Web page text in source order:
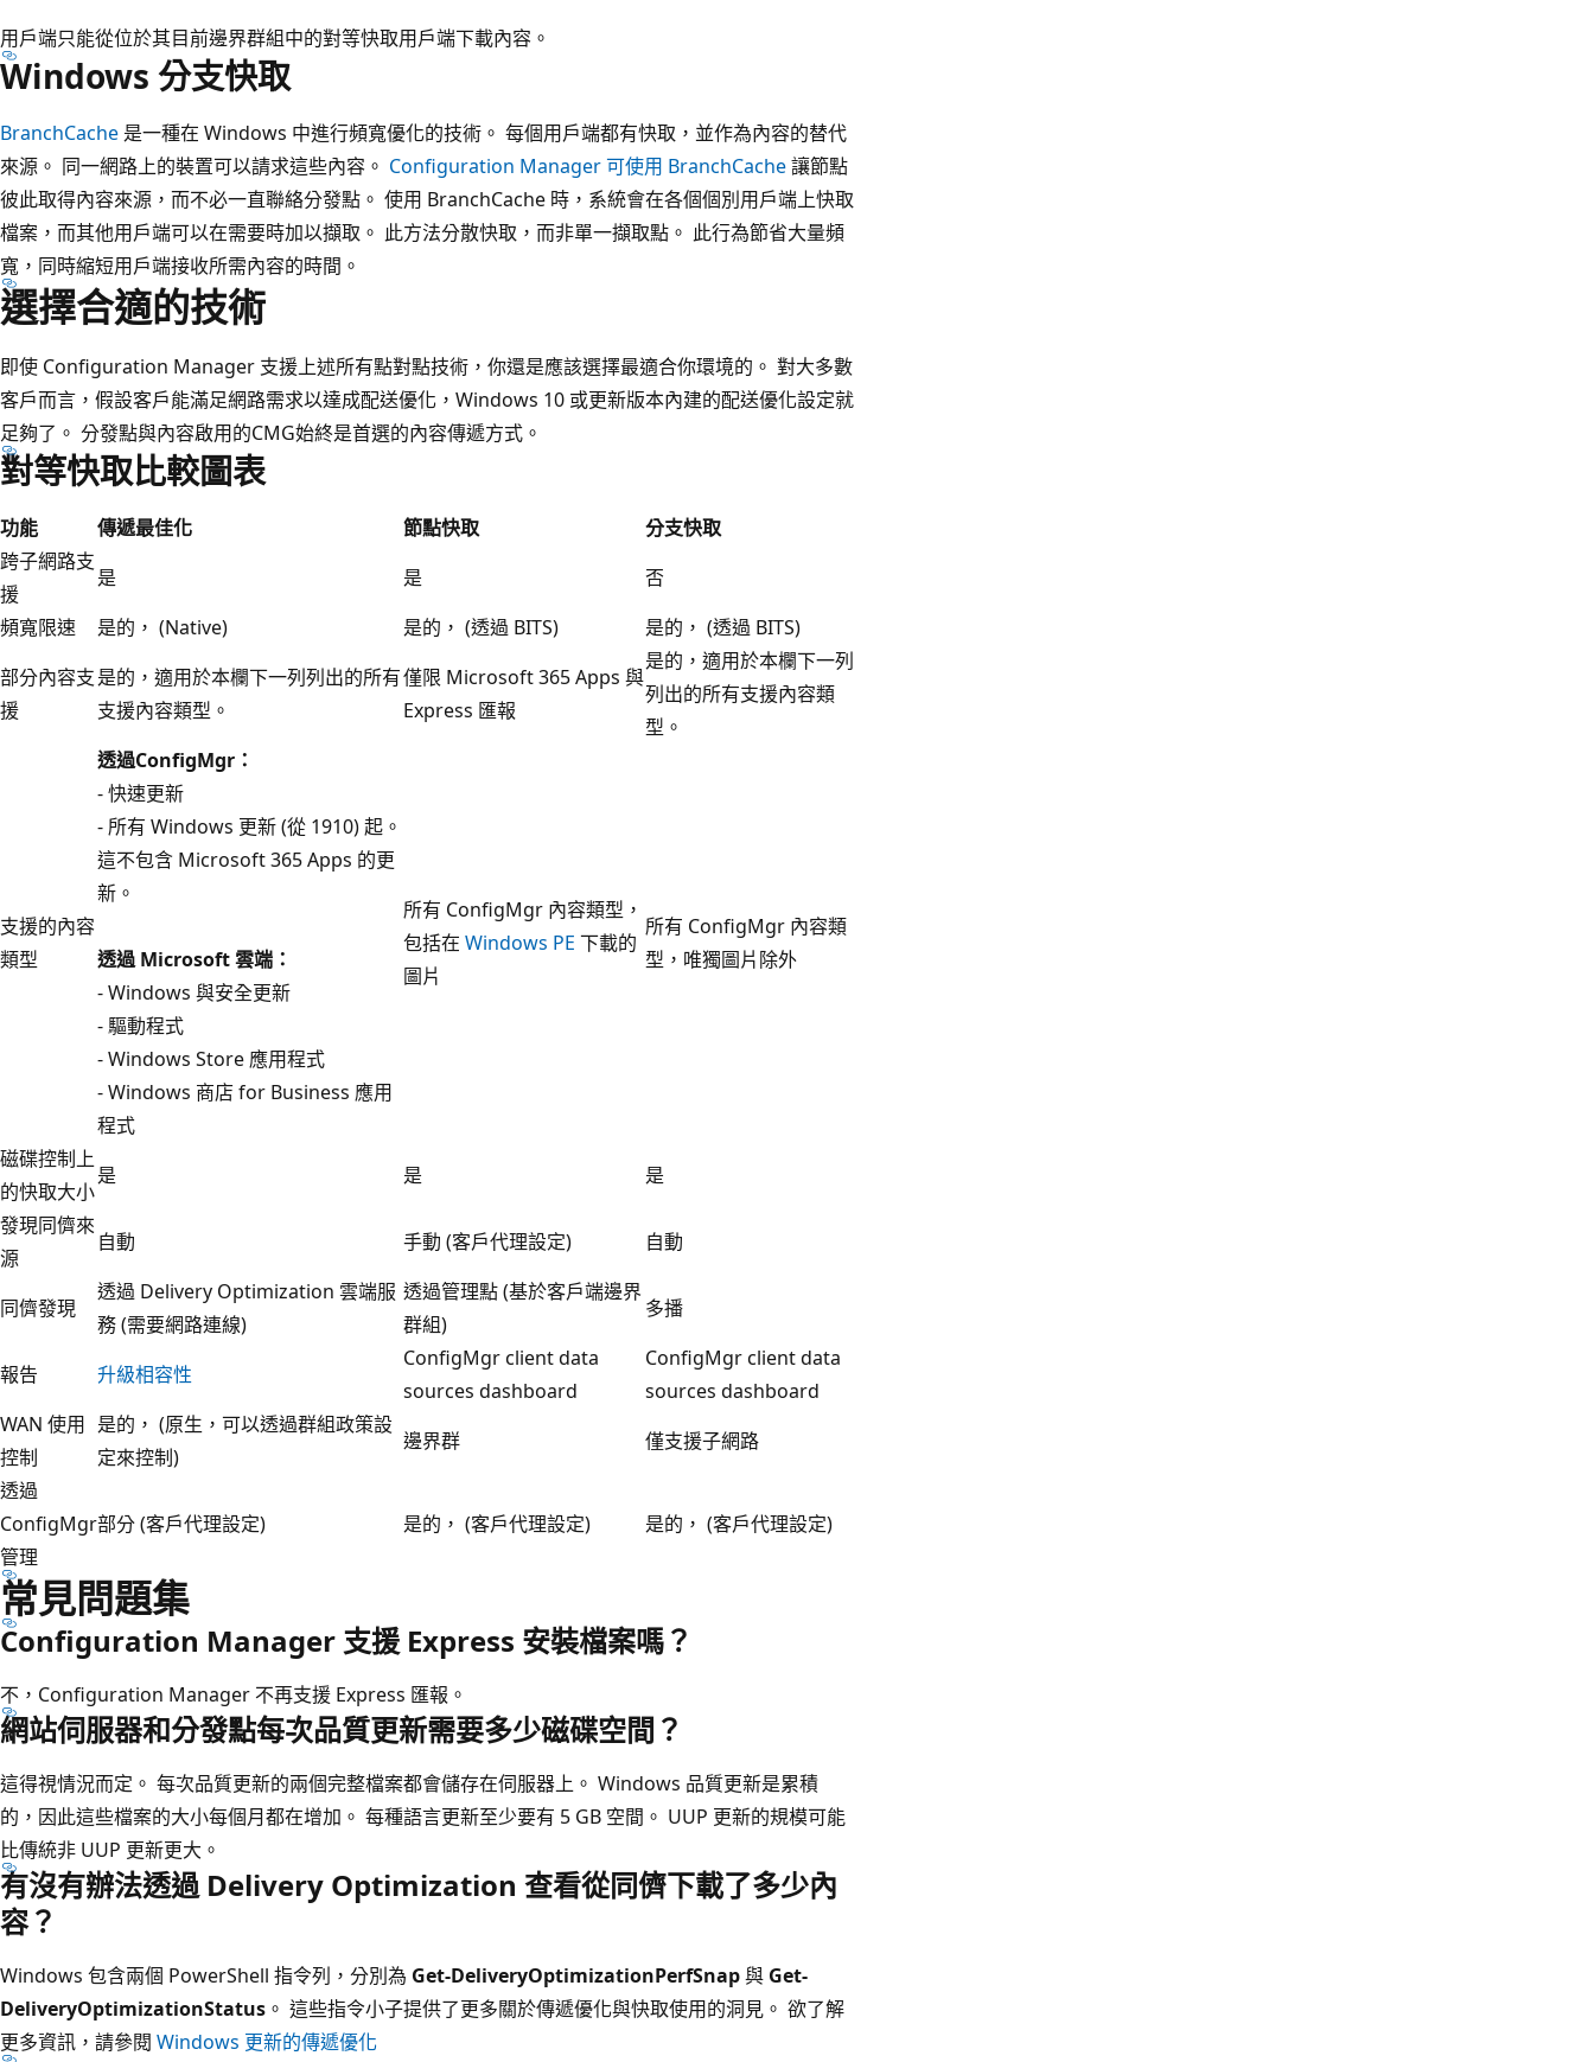
用戶端只能從位於其目前邊界群組中的對等快取用戶端下載內容。
Windows 分支快取
BranchCache 是一種在 Windows 中進行頻寬優化的技術。 每個用戶端都有快取，並作為內容的替代
來源。 同一網路上的裝置可以請求這些內容。 Configuration Manager 可使用 BranchCache讓節點
彼此取得內容來源，而不必一直聯絡分發點。 使用 BranchCache 時，系統會在各個個別用戶端上快取
檔案，而其他用戶端可以在需要時加以擷取。 此方法分散快取，而非單一擷取點。 此行為節省大量頻
寬，同時縮短用戶端接收所需內容的時間。
選擇合適的技術
即使 Configuration Manager 支援上述所有點對點技術，你還是應該選擇最適合你環境的。 對大多數
客戶而言，假設客戶能滿足網路需求以達成配送優化，Windows 10 或更新版本內建的配送優化設定就
足夠了。 分發點與內容啟用的CMG始終是首選的內容傳遞方式。
對等快取比較圖表
功能 傳遞最佳化 節點快取
分支快取
跨子網路支
援
是 是
否
頻寬限速
是的， (Native) 是的， (透過 BITS)
是的， (透過 BITS)
部分內容支
援
是的，適用於本欄下一列列出的所有
支援內容類型。
僅限 Microsoft 365 Apps 與
Express 匯報
是的，適用於本欄下一列
列出的所有支援內容類
型。
支援的內容
類型
透過ConfigMgr：
- 快速更新
- 所有 Windows 更新 (從 1910) 起。
這不包含 Microsoft 365 Apps 的更
新。
透過 Microsoft 雲端：
- Windows 與安全更新
- 驅動程式
- Windows Store 應用程式
- Windows 商店 for Business 應用
程式
所有 ConfigMgr 內容類型，
包括在 Windows PE 下載的
圖片
所有 ConfigMgr 內容類
型，唯獨圖片除外
磁碟控制上
的快取大小
是 是
是
發現同儕來
源
自動 手動 (客戶代理設定) 自動
同儕發現
透過 Delivery Optimization 雲端服
務 (需要網路連線)
透過管理點 (基於客戶端邊界
群組)
多播
報告 升級相容性
ConfigMgr client data
sources dashboard
ConfigMgr client data
sources dashboard
WAN 使用
控制
是的， (原生，可以透過群組政策設
定來控制)
邊界群
僅支援子網路
透過
ConfigMgr
管理
部分 (客戶代理設定) 是的， (客戶代理設定) 是的， (客戶代理設定)
常見問題集
Configuration Manager 支援 Express 安裝檔案嗎？
不，Configuration Manager 不再支援 Express 匯報。
網站伺服器和分發點每次品質更新需要多少磁碟空間？
這得視情況而定。 每次品質更新的兩個完整檔案都會儲存在伺服器上。 Windows 品質更新是累積
的，因此這些檔案的大小每個月都在增加。 每種語言更新至少要有 5 GB 空間。 UUP 更新的規模可能
比傳統非 UUP 更新更大。
有沒有辦法透過 Delivery Optimization 查看從同儕下載了多少內
容？
Windows 包含兩個 PowerShell 指令列，分別為 Get-DeliveryOptimizationPerfSnap與 Get-
DeliveryOptimizationStatus 。 這些指令小子提供了更多關於傳遞優化與快取使用的洞見。 欲了解
更多資訊，請參閱 Windows 更新的傳遞優化